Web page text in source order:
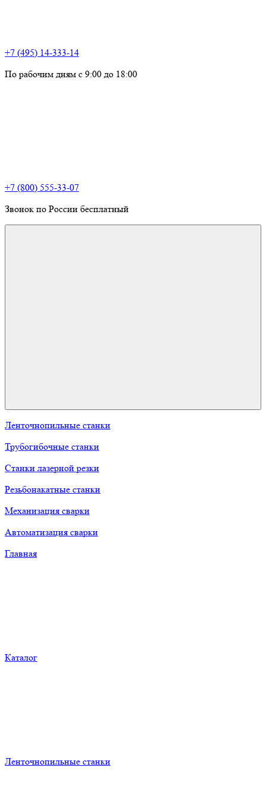
+7 (495) 14-333-14
По рабочим дням с 9:00 до 18:00
+7 (800) 555-33-07
Звонок по России бесплатный
Ленточнопильные станки
Трубогибочные станки
Станки лазерной резки
Резьбонакатные станки
Механизация сварки
Автоматизация сварки
Главная
Каталог
Ленточнопильные станки